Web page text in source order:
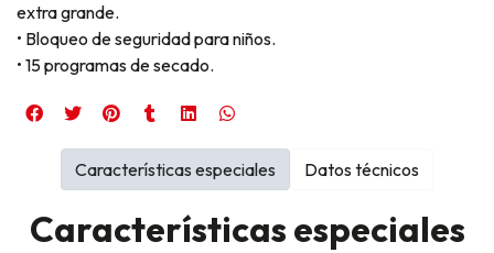
extra grande.
• Bloqueo de seguridad para niños.
• 15 programas de secado.
Características especiales
Características especiales Datos técnicos